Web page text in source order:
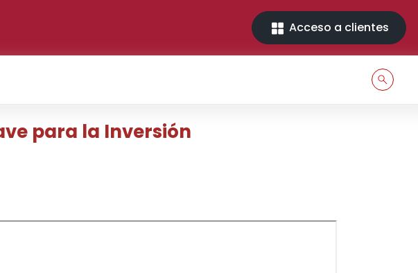
Acceso a clientes
para la Inversión